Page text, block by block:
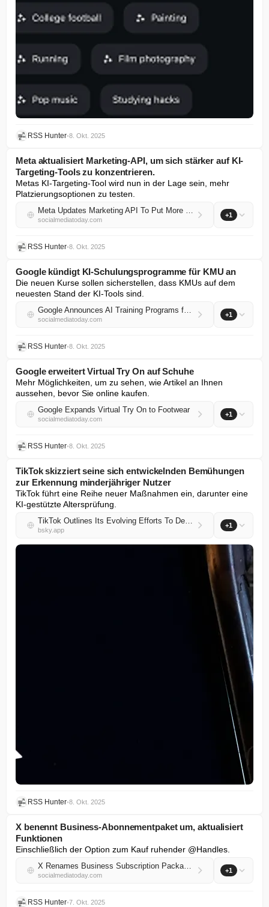
RSS Hunter•8. Okt. 2025
Meta aktualisiert Marketing-API, um sich stärker auf KI-
Targeting-Tools zu konzentrieren.
Metas KI-Targeting-Tool wird nun in der Lage sein, mehr
Platzierungsoptionen zu testen.
Meta Updates Marketing API To Put More Focus on AI Targeting Tools
socialmediatoday.com
+1
RSS Hunter•8. Okt. 2025
Google kündigt KI-Schulungsprogramme für KMU an
Die neuen Kurse sollen sicherstellen, dass KMUs auf dem
neuesten Stand der KI-Tools sind.
Google Announces AI Training Programs for SMBs
socialmediatoday.com
+1
RSS Hunter•8. Okt. 2025
Google erweitert Virtual Try On auf Schuhe
Mehr Möglichkeiten, um zu sehen, wie Artikel an Ihnen
aussehen, bevor Sie online kaufen.
Google Expands Virtual Try On to Footwear
socialmediatoday.com
+1
RSS Hunter•8. Okt. 2025
TikTok skizziert seine sich entwickelnden Bemühungen
zur Erkennung minderjähriger Nutzer
TikTok führt eine Reihe neuer Maßnahmen ein, darunter eine
KI-gestützte Altersprüfung.
TikTok Outlines Its Evolving Efforts To Detect Underage Users
bsky.app
+1
RSS Hunter•8. Okt. 2025
X benennt Business-Abonnementpaket um, aktualisiert
Funktionen
Einschließlich der Option zum Kauf ruhender @Handles.
X Renames Business Subscription Package, Updates Features
socialmediatoday.com
+1
RSS Hunter•7. Okt. 2025